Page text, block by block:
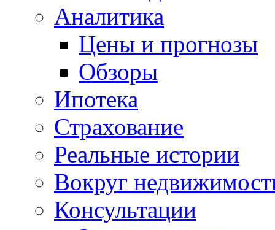
Аналитика
Цены и прогнозы
Обзоры
Ипотека
Страхование
Реальные истории
Вокруг
Консультации